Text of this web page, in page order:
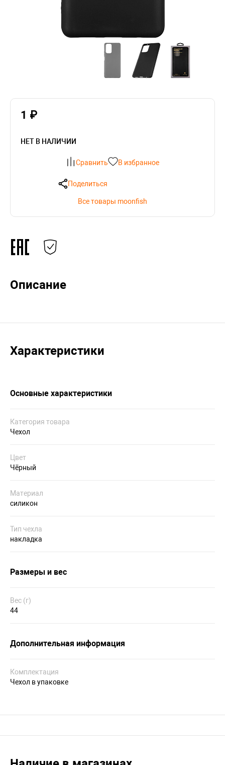
1 ₽
НЕТ В НАЛИЧИИ
Сравнить В избранное
Поделиться
Все товары moonfish
Описание
Характеристики
Основные характеристики
Категория товара
Чехол
Цвет
Чёрный
Материал
силикон
Тип чехла
накладка
Размеры и вес
Вес (г)
44
Дополнительная информация
Комплектация
Чехол в упаковке